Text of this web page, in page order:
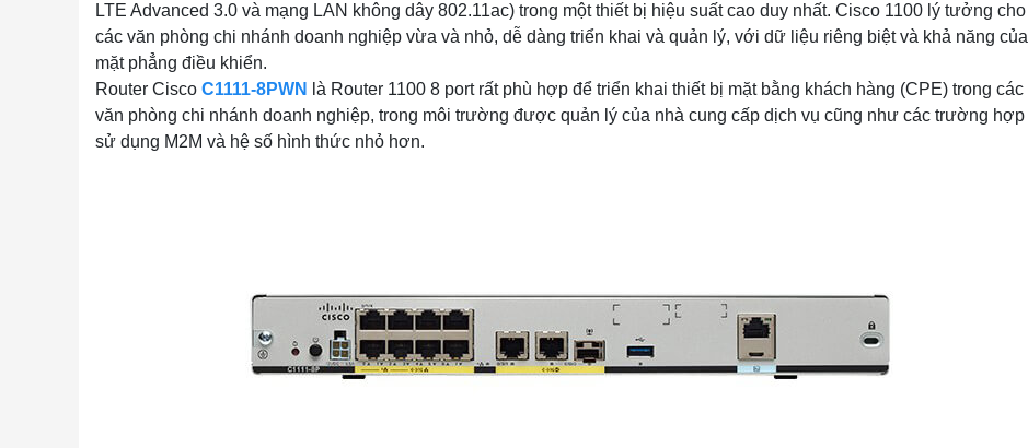
LTE Advanced 3.0 và mạng LAN không dây 802.11ac) trong một thiết bị hiệu suất cao duy nhất. Cisco 1100 lý tưởng cho
các văn phòng chi nhánh doanh nghiệp vừa và nhỏ, dễ dàng triển khai và quản lý, với dữ liệu riêng biệt và khả năng của
mặt phẳng điều khiển.
Router Cisco C1111-8PWN
là Router 1100 8 port rất phù hợp để triển khai thiết bị mặt bằng khách hàng (CPE) trong các
văn phòng chi nhánh doanh nghiệp, trong môi trường được quản lý của nhà cung cấp dịch vụ cũng như các trường hợp
sử dụng M2M và hệ số hình thức nhỏ hơn.